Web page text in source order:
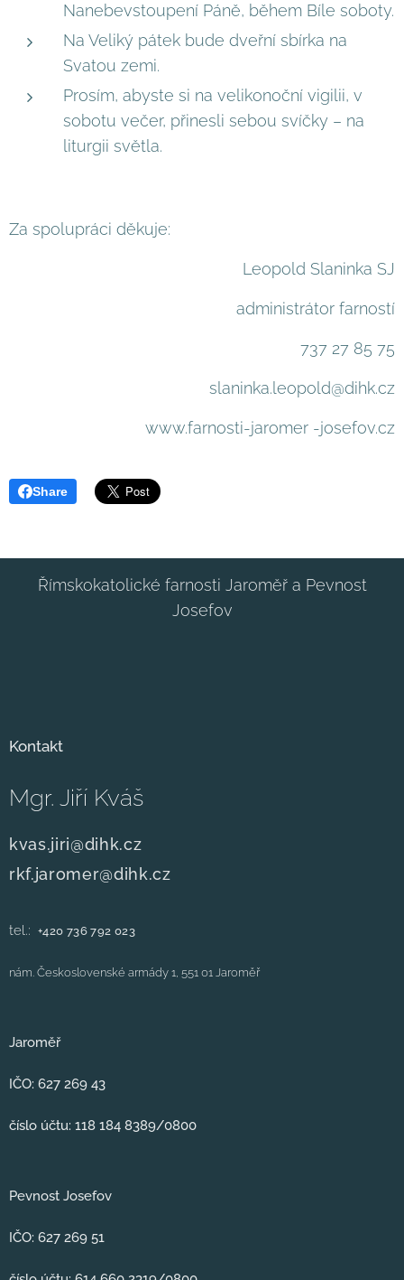
Nanebevstoupení Páně, během Bíle soboty.
Na Veliký pátek bude dveřní sbírka na
Svatou zemi.
Prosím, abyste si na velikonoční vigilii, v
sobotu večer, přinesli sebou svíčky – na
liturgii světla.
Za spolupráci děkuje:
Leopold Slaninka SJ
administrátor farností
737 27 85 75
slaninka.leopold@dihk.cz
www.farnosti-jaromer -josefov.cz
Share
Římskokatolické farnosti Jaroměř a Pevnost
Josefov
Kontakt
Mgr. Jiří Kváš
kvas.jiri@dihk.cz
rkf.jaromer@dihk.cz
tel.: +420 736 792 023
nám. Československé armády 1, 551 01 Jaroměř
Jaroměř
IČO: 627 269 43
číslo účtu: 118 184 8389/0800
Pevnost Josefov
IČO: 627 269 51